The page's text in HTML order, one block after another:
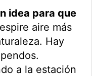
idea para que
aire más
Hay
a la estación